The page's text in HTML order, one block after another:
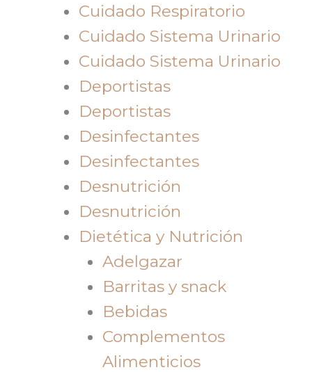
Cuidado Respiratorio
Cuidado Sistema Urinario
Cuidado Sistema Urinario
Deportistas
Deportistas
Desinfectantes
Desinfectantes
Desnutrición
Desnutrición
Dietética y Nutrición
Adelgazar
Barritas y snack
Bebidas
Complementos
Alimenticios